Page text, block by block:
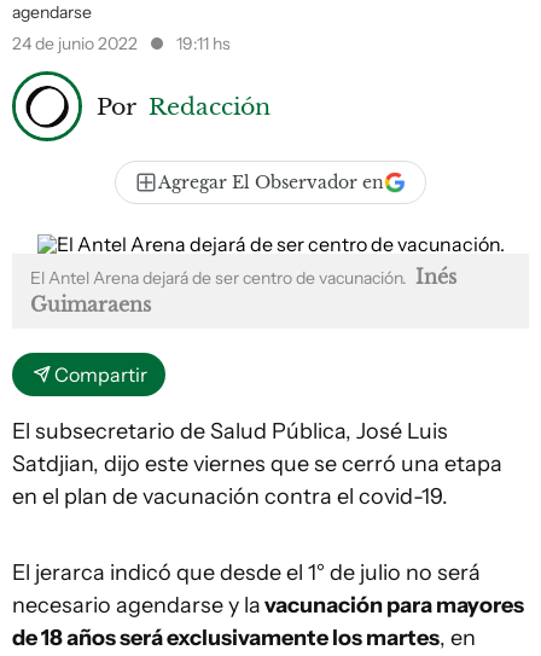
agendarse
24 de junio 2022
19:11 hs
Por Redacción
Agregar El Observador en
El Antel Arena dejará de ser centro de vacunación. Inés
Guimaraens
Compartir
El subsecretario de Salud Pública, José Luis
Satdjian, dijo este viernes que se cerró una etapa
en el plan de vacunación contra el covid-19.
El jerarca indicó que desde el 1° de julio no será
necesario agendarse y lavacunación para mayores
de 18 años será exclusivamente los martes, en